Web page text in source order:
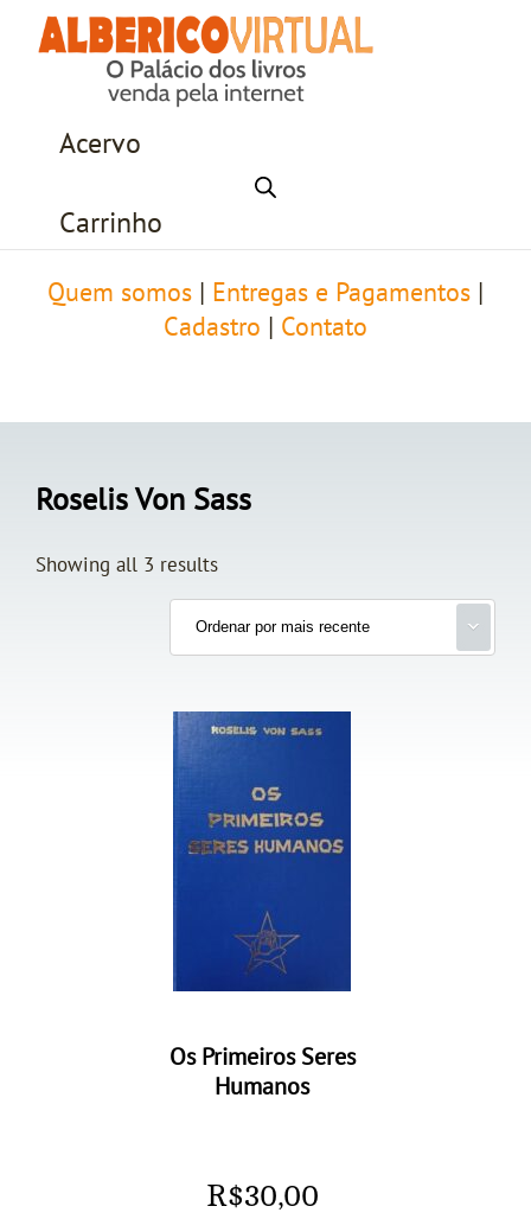
Acervo
Carrinho
Quem somos Entregas e Pagamentos
Cadastro
Contato
Roselis Von Sass
Showing all 3 results
Os Primeiros Seres
Humanos
R$30,00